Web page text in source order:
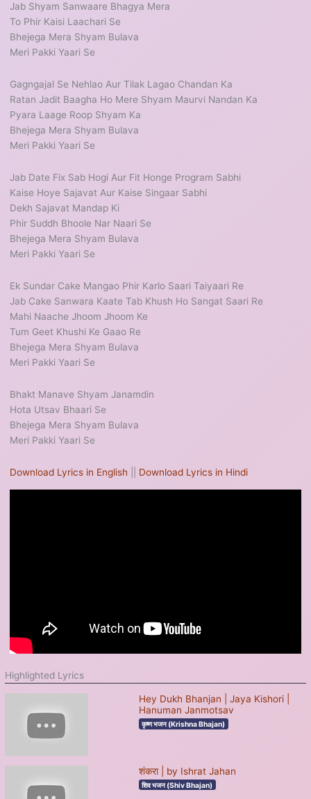
Jab Shyam Sanwaare Bhagya Mera
To Phir Kaisi Laachari Se
Bhejega Mera Shyam Bulava
Meri Pakki Yaari Se
Gagngajal Se Nehlao Aur Tilak Lagao Chandan Ka
Ratan Jadit Baagha Ho Mere Shyam Maurvi Nandan Ka
Pyara Laage Roop Shyam Ka
Bhejega Mera Shyam Bulava
Meri Pakki Yaari Se
Jab Date Fix Sab Hogi Aur Fit Honge Program Sabhi
Kaise Hoye Sajavat Aur Kaise Singaar Sabhi
Dekh Sajavat Mandap Ki
Phir Suddh Bhoole Nar Naari Se
Bhejega Mera Shyam Bulava
Meri Pakki Yaari Se
Ek Sundar Cake Mangao Phir Karlo Saari Taiyaari Re
Jab Cake Sanwara Kaate Tab Khush Ho Sangat Saari Re
Mahi Naache Jhoom Jhoom Ke
Tum Geet Khushi Ke Gaao Re
Bhejega Mera Shyam Bulava
Meri Pakki Yaari Se
Bhakt Manave Shyam Janamdin
Hota Utsav Bhaari Se
Bhejega Mera Shyam Bulava
Meri Pakki Yaari Se
Download Lyrics in English Download Lyrics in Hindi
Highlighted Lyrics
Hey Dukh Bhanjan | Jaya Kishori |
Hanuman Janmotsav
कृष्ण भजन (Krishna Bhajan)
शंकरा | by Ishrat Jahan
शिव भजन (Shiv Bhajan)